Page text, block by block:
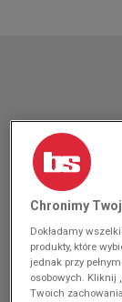
Chronimy
Dokładamy
produkty, które
jednak przy
osobowych. Kliknij
Twoich